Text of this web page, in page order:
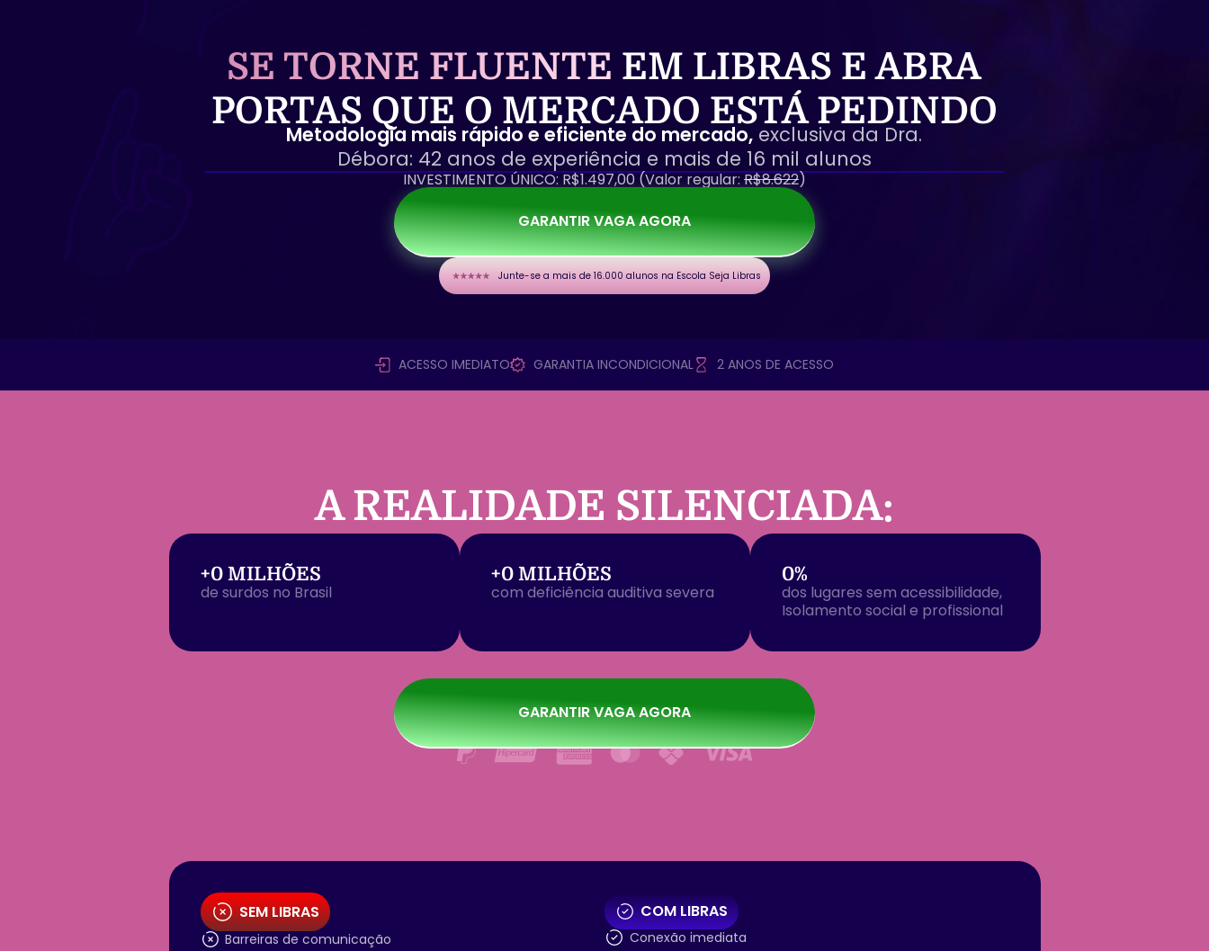
SE TORNE FLUENTE EM LIBRAS E ABRA
PORTAS QUE O MERCADO ESTÁ PEDINDO
Metodologia mais rápido e eficiente do mercado, exclusiva da Dra.
Débora: 42 anos de experiência e mais de 16 mil alunos
INVESTIMENTO ÚNICO: R$1.497,00 (Valor regular:R$8.622)
GARANTIR VAGA AGORA
Junte-se a mais de 16.000 alunos na Escola Seja Libras
ACESSO IMEDIATO GARANTIA INCONDICIONAL 2 ANOS DE ACESSO
A REALIDADE SILENCIADA:
de surdos no Brasil
+0 MILHÕES
com deficiência auditiva severa
+0 MILHÕES
dos lugares sem acessibilidade,
Isolamento social e profissional
0%
GARANTIR VAGA AGORA
SEM LIBRAS
Barreiras de comunicação
COM LIBRAS
Conexão imediata